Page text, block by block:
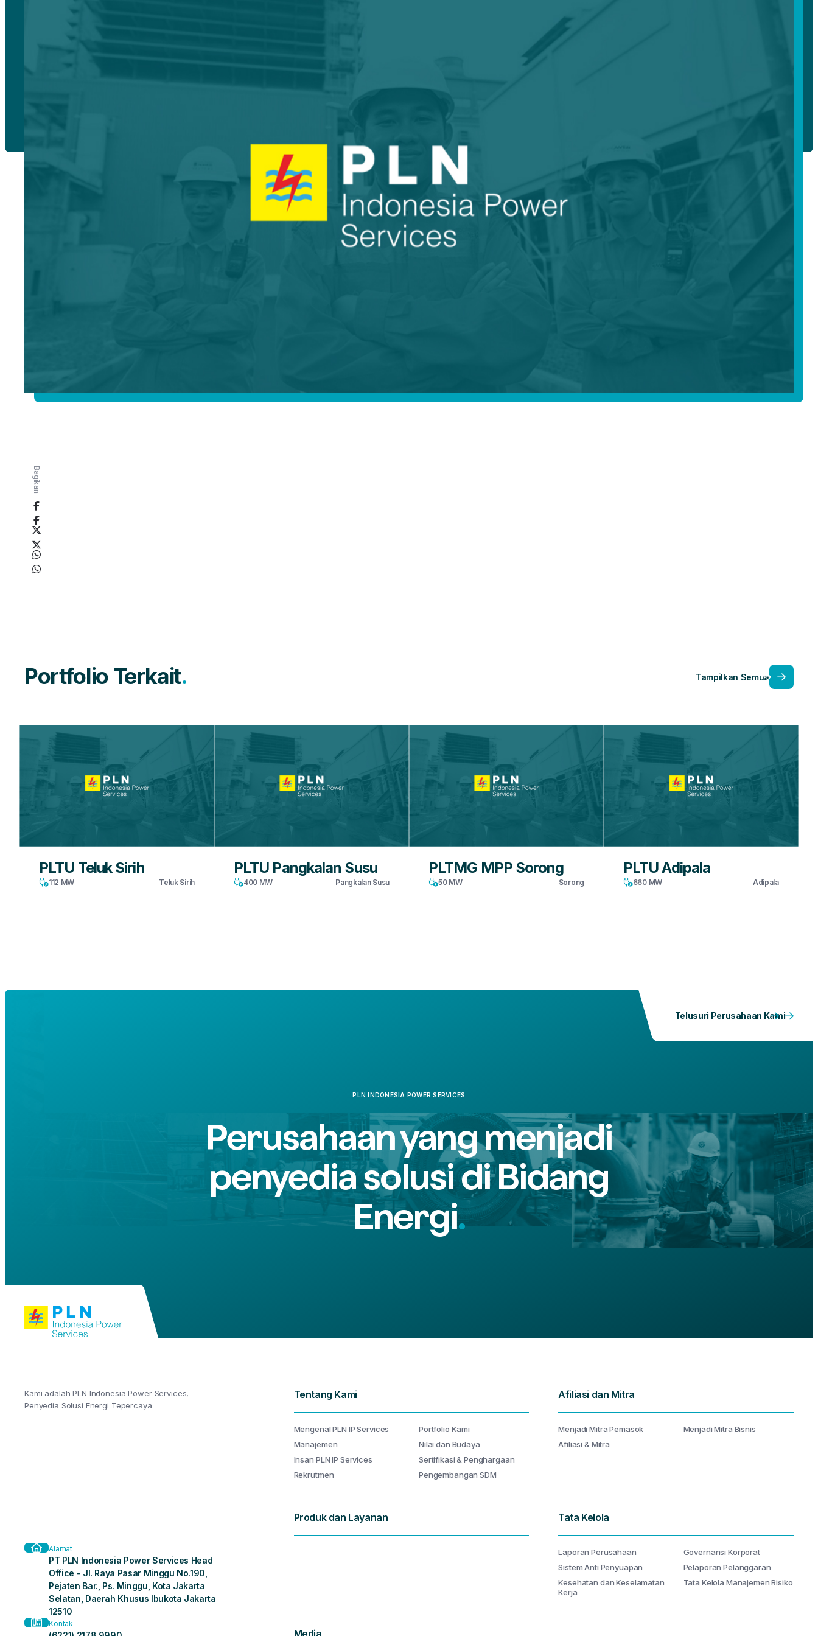
Bagikan
Portfolio Terkait Tampilkan Semua
PLTU Teluk Sirih
112 MW Teluk Sirih
PLTU Pangkalan Susu
400 MW Pangkalan Susu
PLTMG MPP Sorong
50 MW Sorong
PLTU Adipala
660 MW Adipala
PLN INDONESIA POWER SERVICES
Perusahaan yang menjadi
penyedia solusi di Bidang
Energi
Telusuri Perusahaan Kami
Kami adalah PLN Indonesia Power Services,
Penyedia Solusi Energi Tepercaya
Alamat
PT PLN Indonesia Power Services Head
Office - Jl. Raya Pasar Minggu No.190,
Pejaten Bar., Ps. Minggu, Kota Jakarta
Selatan, Daerah Khusus Ibukota Jakarta
12510
Kontak
Tentang Kami
Mengenal PLN IP Services
Portfolio Kami
Manajemen
Nilai dan Budaya
Insan PLN IP Services
Sertifikasi & Penghargaan
Rekrutmen
Pengembangan SDM
Afiliasi dan Mitra
Menjadi Mitra Pemasok
Menjadi Mitra Bisnis
Afiliasi & Mitra
Produk dan Layanan Tata Kelola
Laporan Perusahaan
Governansi Korporat
Sistem Anti Penyuapan
Pelaporan Pelanggaran
Kesehatan dan Keselamatan
Kerja
Tata Kelola Manajemen Risiko
Media